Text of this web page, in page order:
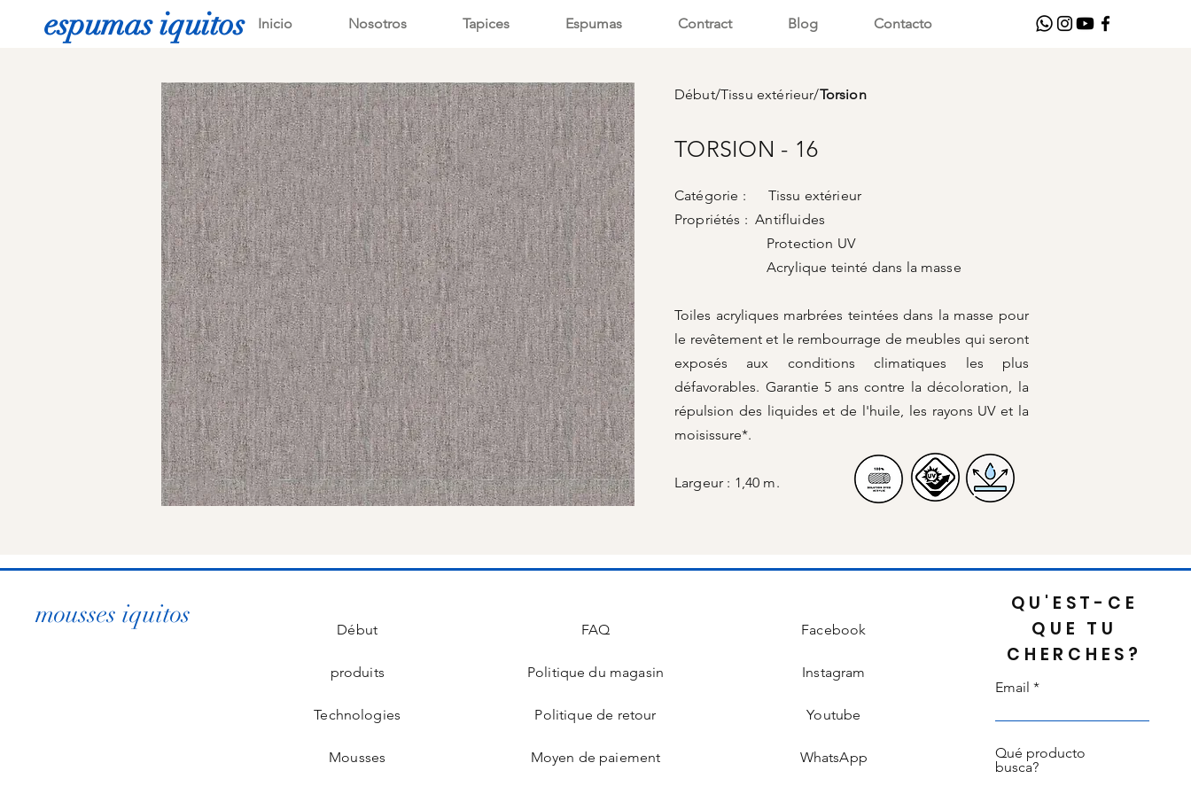
espumas iquitos Inicio Nosotros Tapices Espumas Contract Blog Contacto
Début/Tissu extérieur/Torsion
TORSION - 16
Catégorie : Tissu extérieur
Propriétés : Antifluides
Protection UV
Acrylique teinté dans la masse
Toiles acryliques marbrées teintées dans la masse pour
le revêtement et le rembourrage de meubles qui seront
exposés aux conditions climatiques les plus
défavorables. Garantie 5 ans contre la décoloration, la
répulsion des liquides et de l'huile, les rayons UV et la
moisissure*.
Largeur : 1,40 m.
mousses iquitos
Début
produits
Technologies
Mousses
FAQ
Politique du magasin
Politique de retour
Moyen de paiement
Facebook
Instagram
Youtube
WhatsApp
QU'EST-CE
QUE TU
CHERCHES?
Email
Qué producto
busca?